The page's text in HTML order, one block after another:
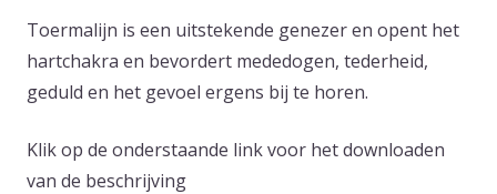
Toermalijn is een uitstekende genezer en opent het
hartchakra en bevordert mededogen, tederheid,
geduld en het gevoel ergens bij te horen.
Klik op de onderstaande link voor het downloaden
van de beschrijving